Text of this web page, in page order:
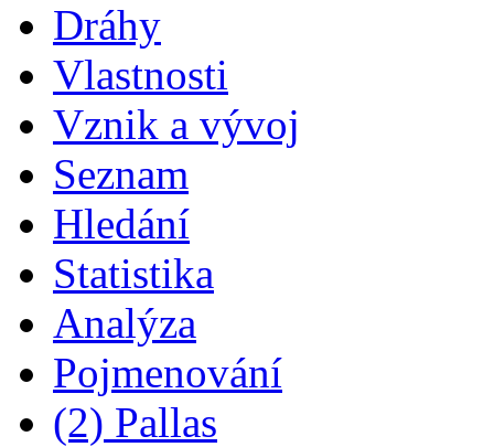
Dráhy
Vlastnosti
Vznik a vývoj
Seznam
Hledání
Statistika
Analýza
Pojmenování
(2) Pallas